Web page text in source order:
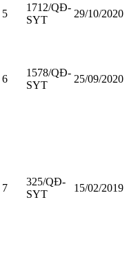
5
1712/QĐ-
SYT
29/10/2020
6
1578/QĐ-
SYT
25/09/2020
7
325/QĐ-
SYT
15/02/2019